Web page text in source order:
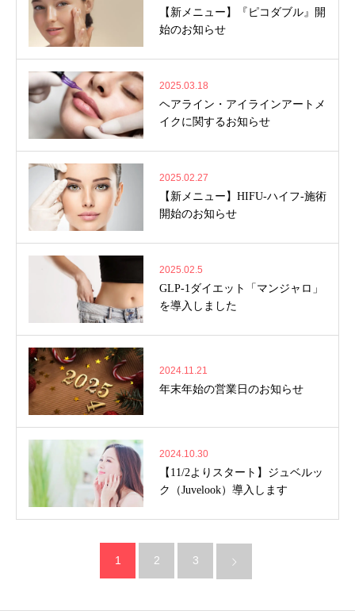
【新メニュー】『ピコダブル』開
始のお知らせ
2025.03.18
ヘアライン・アイラインアートメ
イクに関するお知らせ
2025.02.27
【新メニュー】HIFU-ハイフ-施術
開始のお知らせ
2025.02.5
GLP-1ダイエット「マンジャロ」
を導入しました
2024.11.21
年末年始の営業日のお知らせ
2024.10.30
【11/2よりスタート】ジュベルッ
ク（Juvelook）導入します
1 2 3